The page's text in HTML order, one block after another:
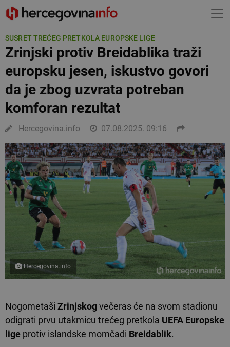
SUSRET TREĆEG PRETKOLA EUROPSKE LIGE
Zrinjski protiv Breidablika traži
europsku jesen, iskustvo govori
da je zbog uzvrata potreban
komforan rezultat
Hercegovina.info 07.08.2025. 09:16
Hercegovina.info
Nogometaši Zrinjskogvečeras će na svom stadionu
odigrati prvu utakmicu trećeg pretkola UEFA Europske
lige protiv islandske momčadi Breidablik.